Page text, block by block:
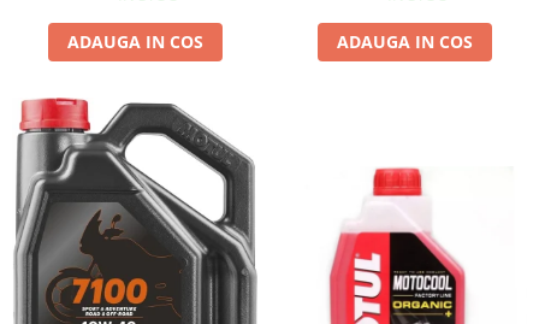
ADAUGA IN COS ADAUGA IN COS